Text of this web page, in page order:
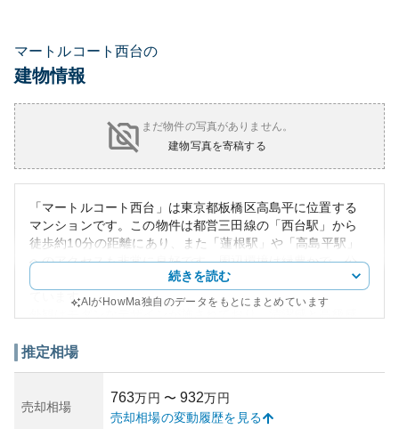
マートルコート西台の
建物情報
まだ物件の写真がありません。
建物写真を寄稿する
「マートルコート西台」は東京都板橋区高島平に位置する
マンションです。この物件は都営三田線の「西台駅」から
徒歩約10分の距離にあり、また「蓮根駅」や「高島平駅」
へのアクセスも非常に良好です。周辺環境は緑豊かで、公
園や商業施設が充実しており、住みやすい街並みが広がっ
ています。
り、住民に様々な生活の便宜を提供しています。
ンション価格の変動があり得る点は念頭に置くべきです。
また、築年数や維持管理の状況により資産価値は異なりま
続きを読む
AIがHowMa独自のデータをもとにまとめています
推定相場
売却相場
763万円 〜 932万円
売却相場の変動履歴を見る